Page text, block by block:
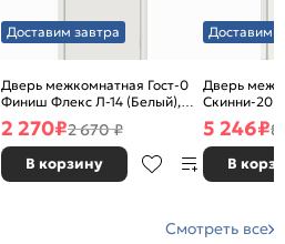
Доставим завтра
Дверь межкомнатная Гост-0
Финиш Флекс Л-14 (Белый),
глухая, каркасно-щитовая
2 270₽2 670 ₽
В корзину
Доставим
Дверь
Скинни-20
декора,
без кромки,
5 246₽8
В
Смотреть все